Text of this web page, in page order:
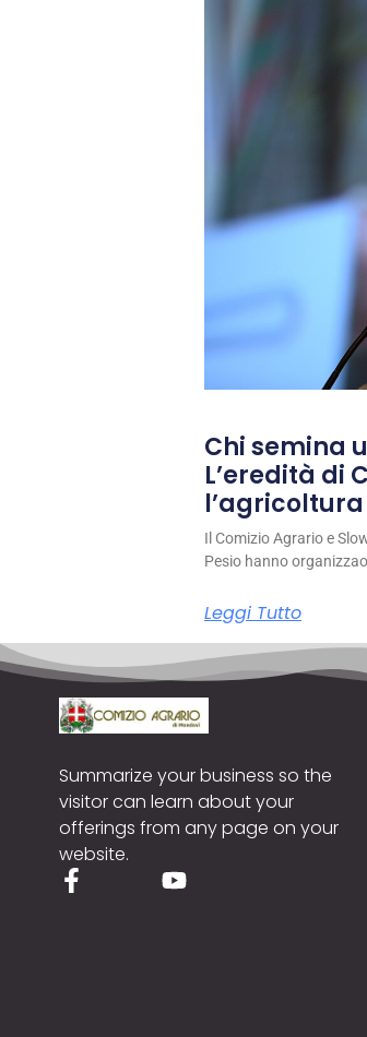
Chi semina
L’eredità di
Il Comizio Agrario e
Pesio hanno
Leggi Tutto
Summarize your business so the
visitor can learn about your
offerings from any page on your
website.